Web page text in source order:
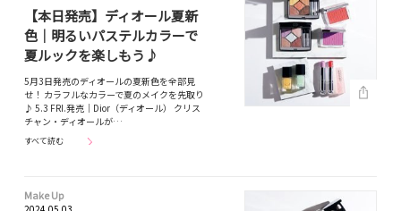
【本日発売】ディオール夏新
色｜明るいパステルカラーで
夏ルックを楽しもう♪
5月3日発売のディオールの夏新色を全部見
せ！ カラフルなカラーで夏のメイクを先取り
♪ 5.3 FRI.発売｜Dior（ディオール） クリス
チャン・ディオールが…
すべて読む
Make Up
2024.05.03